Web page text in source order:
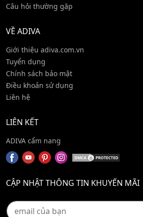
Câu hỏi thường gặp
VỀ ADIVA
Giới thiệu adiva.com.vn
Tuyển dụng
Chính sách bảo mật
Điều khoản sử dụng
Liên hệ
LIÊN KẾT
ADIVA cẩm nang
CẬP NHẬT THÔNG TIN KHUYẾN MÃI